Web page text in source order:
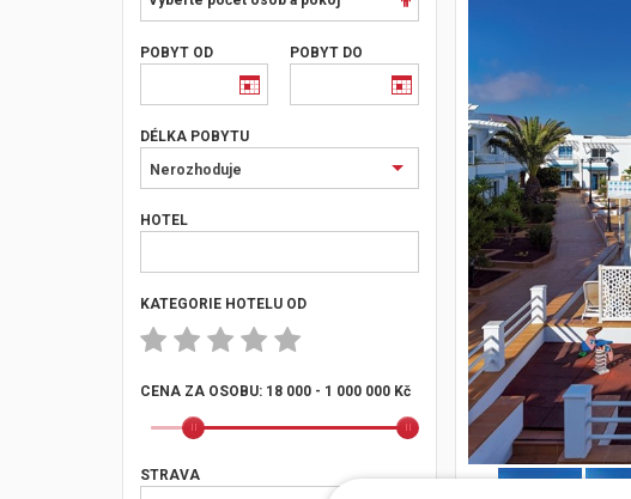
POBYT OD POBYT DO
DÉLKA POBYTU
Nerozhoduje
HOTEL
KATEGORIE HOTELU OD
CENA ZA OSOBU: 18 000 - 1 000 000 Kč
STRAVA